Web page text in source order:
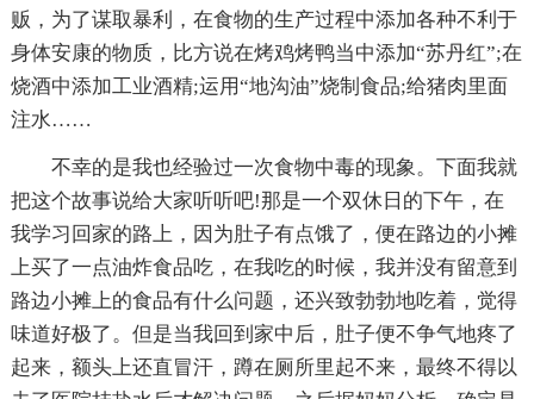
贩，为了谋取暴利，在食物的生产过程中添加各种不利于
身体安康的物质，比方说在烤鸡烤鸭当中添加“苏丹红”;在
烧酒中添加工业酒精;运用“地沟油”烧制食品;给猪肉里面
注水……
不幸的是我也经验过一次食物中毒的现象。下面我就
把这个故事说给大家听听吧!那是一个双休日的下午，在
我学习回家的路上，因为肚子有点饿了，便在路边的小摊
上买了一点油炸食品吃，在我吃的时候，我并没有留意到
路边小摊上的食品有什么问题，还兴致勃勃地吃着，觉得
味道好极了。但是当我回到家中后，肚子便不争气地疼了
起来，额头上还直冒汗，蹲在厕所里起不来，最终不得以